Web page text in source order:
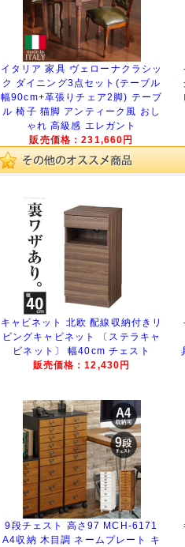
イタリア 家具 ヴェローナクラシッ
ク ダイニング3点セット(テーブル
幅90cm+革張りチェア2脚) テーブ
ル 椅子 猫脚 アンティーク風 おし
ゃれ 高級感 エレガント
販売価格：231,660円
キャビネット 北欧 配線収納付きリ
ビングキャビネット 〔ステラキャ
ビネット〕 幅40cm チェスト
販売価格：12,430円
9段チェスト 高さ97 MCH-6171
A4収納 木目調 ネームプレート キ